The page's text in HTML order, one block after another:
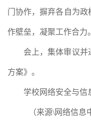
门协作，摒弃各自为
作壁垒，凝聚工作合力。
会上，集体审议并
方案》。
学校网络安全与信
（来源\网络信